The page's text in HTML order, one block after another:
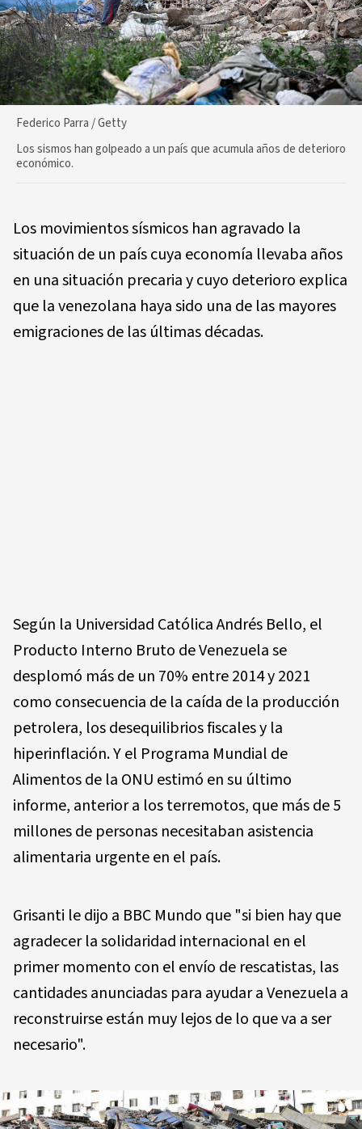
Federico Parra / Getty
Los sismos han golpeado a un país que acumula años de deterioro
económico.
Los movimientos sísmicos han agravado la
situación de un país cuya economía llevaba años
en una situación precaria y cuyo deterioro explica
que la venezolana haya sido una de las mayores
emigraciones de las últimas décadas.
Según la Universidad Católica Andrés Bello, el
Producto Interno Bruto de Venezuela se
desplomó más de un 70% entre 2014 y 2021
como consecuencia de la caída de la producción
petrolera, los desequilibrios fiscales y la
hiperinflación. Y el Programa Mundial de
Alimentos de la ONU estimó en su último
informe, anterior a los terremotos, que más de 5
millones de personas necesitaban asistencia
alimentaria urgente en el país.
Grisanti le dijo a BBC Mundo que "si bien hay que
agradecer la solidaridad internacional en el
primer momento con el envío de rescatistas, las
cantidades anunciadas para ayudar a Venezuela a
reconstruirse están muy lejos de lo que va a ser
necesario".